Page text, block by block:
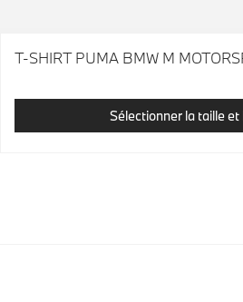
T-SHIRT PUMA BMW M
Sélectionner la taille et